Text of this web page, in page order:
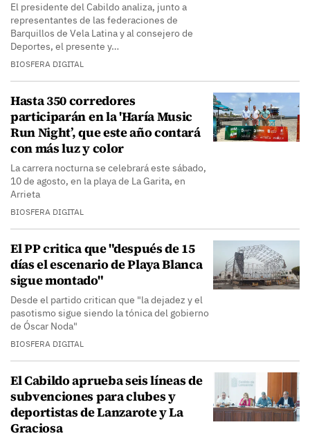
El presidente del Cabildo analiza, junto a
representantes de las federaciones de
Barquillos de Vela Latina y al consejero de
Deportes, el presente y…
BIOSFERA DIGITAL
Hasta 350 corredores
participarán en la 'Haría Music
Run Night’, que este año contará
con más luz y color
La carrera nocturna se celebrará este sábado,
10 de agosto, en la playa de La Garita, en
Arrieta
BIOSFERA DIGITAL
El PP critica que "después de 15
días el escenario de Playa Blanca
sigue montado"
Desde el partido critican que "la dejadez y el
pasotismo sigue siendo la tónica del gobierno
de Óscar Noda"
BIOSFERA DIGITAL
El Cabildo aprueba seis líneas de
subvenciones para clubes y
deportistas de Lanzarote y La
Graciosa